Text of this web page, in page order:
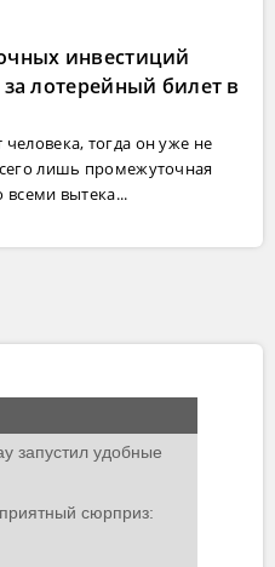
инвестиций
лотерейный билет в
тогда он уже не
лишь промежуточная
всеми вытека...